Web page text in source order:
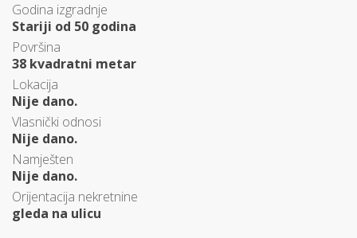
Godina izgradnje
Stariji od 50 godina
Površina
38 kvadratni metar
Lokacija
Nije dano.
Vlasnički odnosi
Nije dano.
Namješten
Nije dano.
Orijentacija nekretnine
gleda na ulicu